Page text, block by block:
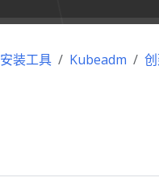
安装工具 Kubeadm